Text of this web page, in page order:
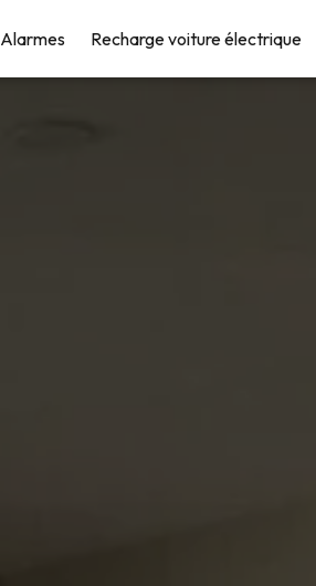
Alarmes Recharge voiture électrique